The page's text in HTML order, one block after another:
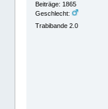
Beiträge: 1865
Geschlecht:
Trabibande 2.0